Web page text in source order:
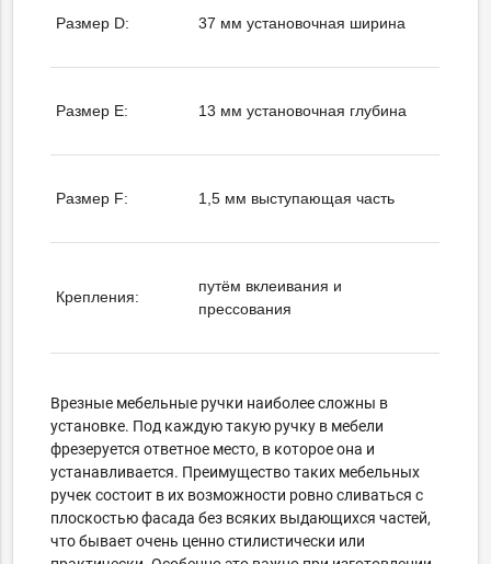
Размер D: 37 мм установочная ширина
Размер E: 13 мм установочная глубина
Размер F: 1,5 мм выступающая часть
Крепления:
путём вклеивания и
прессования
Врезные мебельные ручки наиболее сложны в
установке. Под каждую такую ручку в мебели
фрезеруется ответное место, в которое она и
устанавливается. Преимущество таких мебельных
ручек состоит в их возможности ровно сливаться с
плоскостью фасада без всяких выдающихся частей,
что бывает очень ценно стилистически или